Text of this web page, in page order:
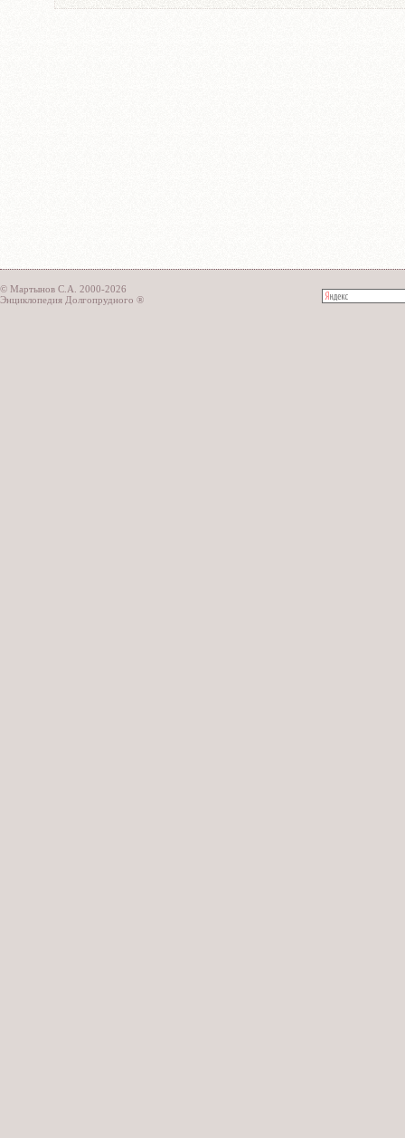
© Мартынов С.А. 2000-2026
Энциклопедия Долгопрудного ®